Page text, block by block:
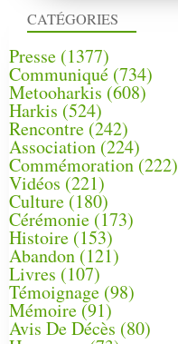
CATÉGORIES
Presse (1377)
Communiqué (734)
Metooharkis (608)
Harkis (524)
Rencontre (242)
Association (224)
Commémoration(222)
Vidéos (221)
Culture(180)
Cérémonie (173)
Histoire (153)
Abandon(121)
Livres (107)
Témoignage (98)
Mémoire (91)
Avis De Décès (80)